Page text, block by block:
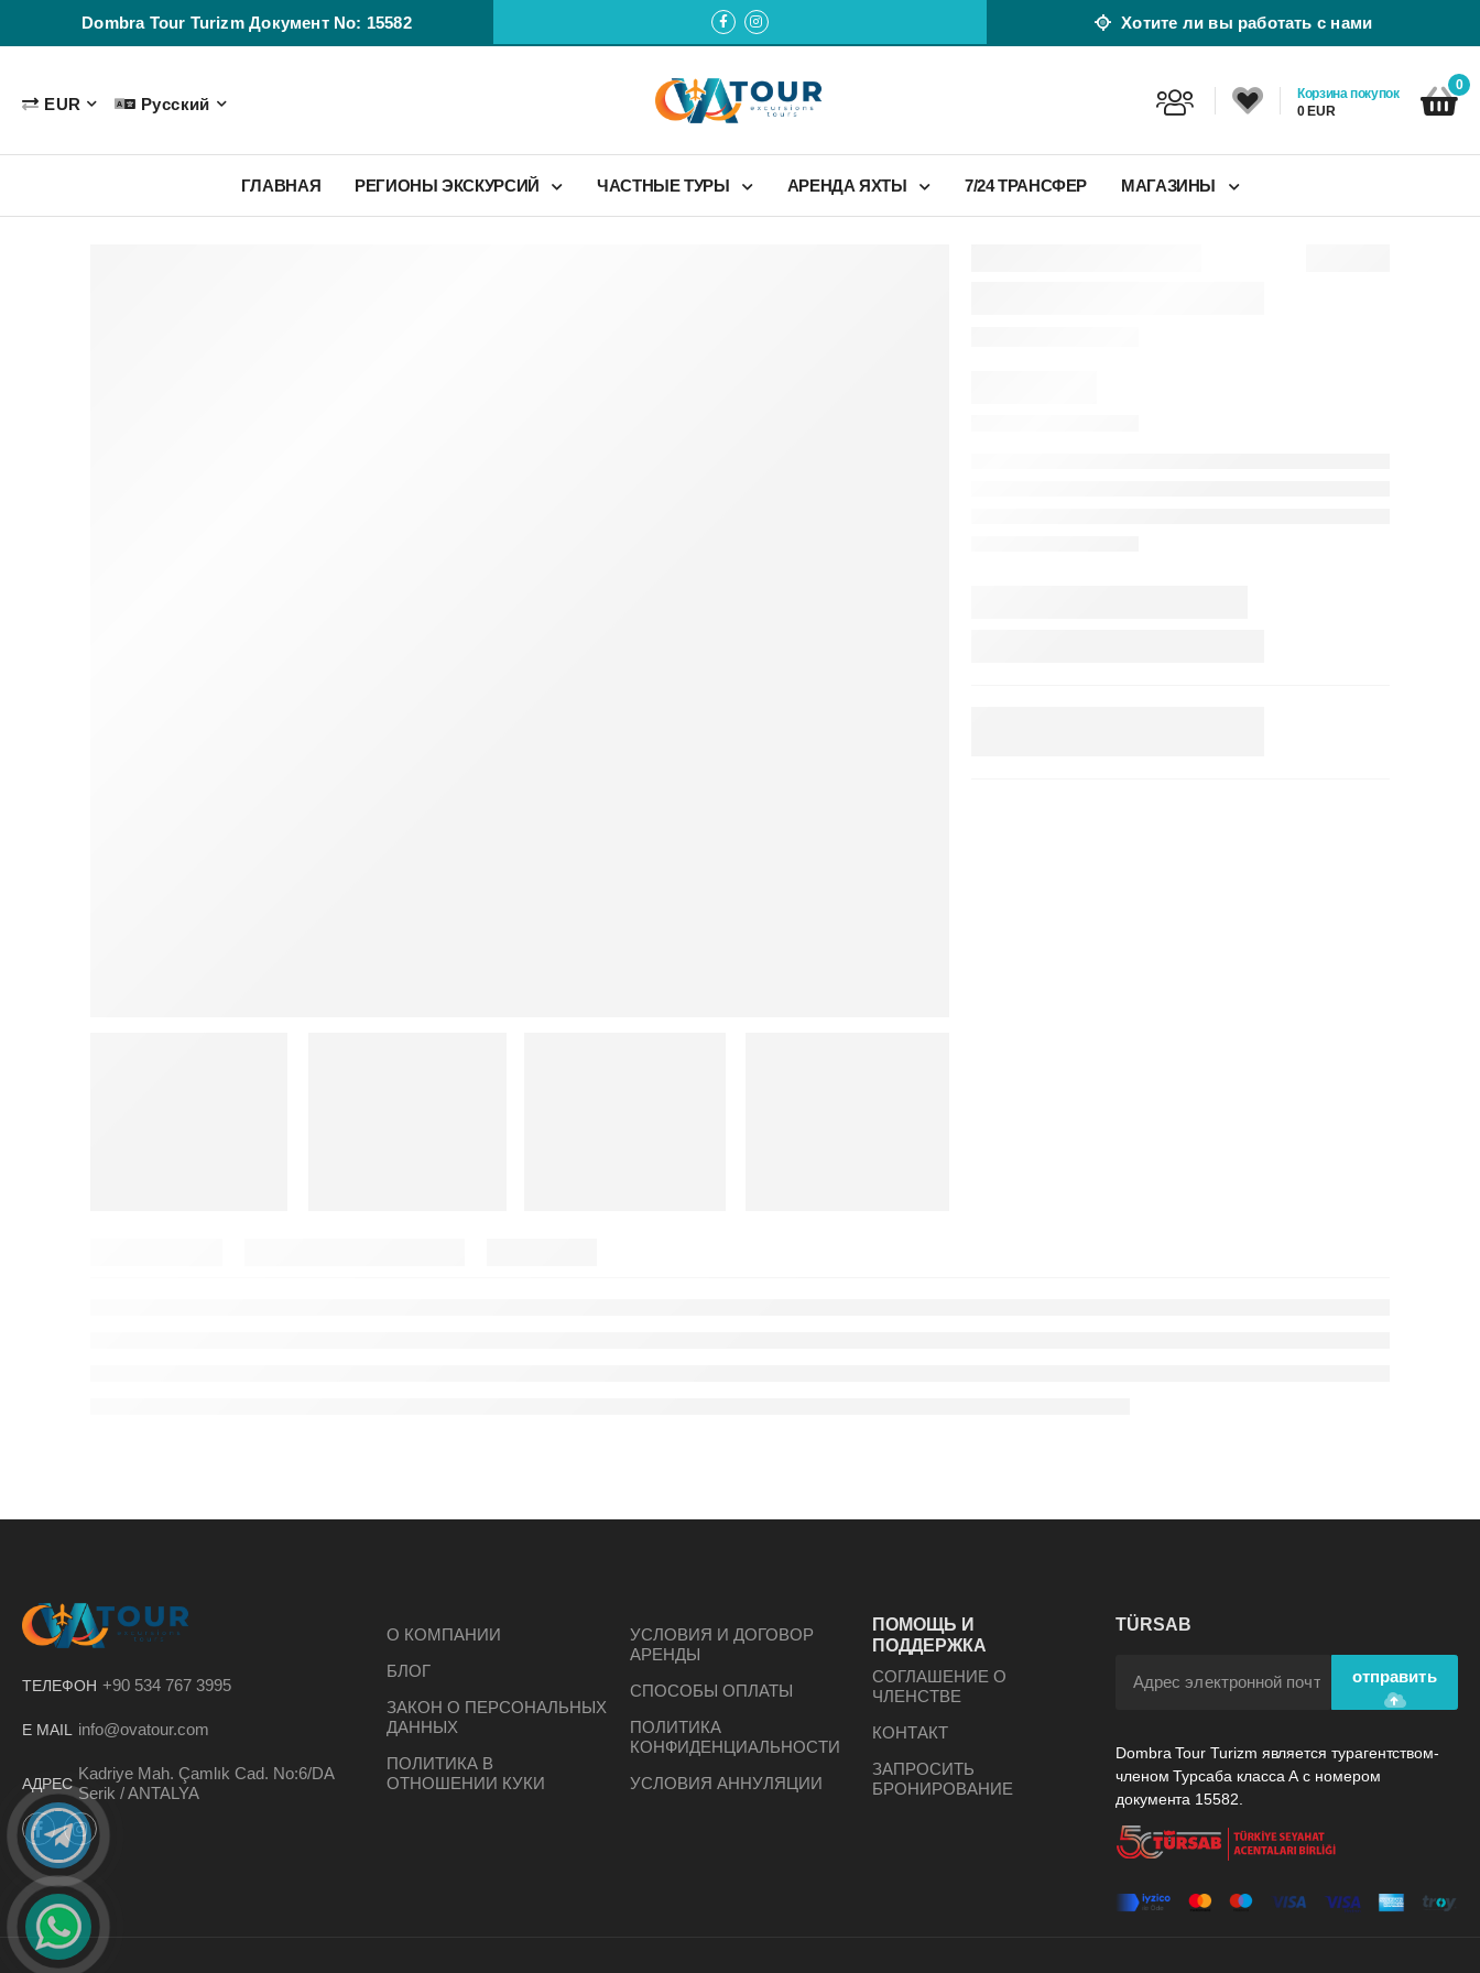
Dombra Tour Turizm Документ No: 15582 Хотите ли вы работать с нами
EUR Русский
Корзина покупок
0 EUR
0
ГЛАВНАЯ РЕГИОНЫ ЭКСКУРСИЙ ЧАСТНЫЕ ТУРЫ АРЕНДА ЯХТЫ 7/24 ТРАНСФЕР МАГАЗИНЫ
ТЕЛЕФОН +90 534 767 3995
E MAIL info@ovatour.com
АДРЕС
Kadriye Mah. Çamlık Cad. No:6/DA
Serik / ANTALYA
О КОМПАНИИ
БЛОГ
ЗАКОН О ПЕРСОНАЛЬНЫХ
ДАННЫХ
ПОЛИТИКА В
ОТНОШЕНИИ КУКИ
УСЛОВИЯ И ДОГОВОР
АРЕНДЫ
СПОСОБЫ ОПЛАТЫ
ПОЛИТИКА
КОНФИДЕНЦИАЛЬНОСТИ
УСЛОВИЯ АННУЛЯЦИИ
ПОМОЩЬ И
ПОДДЕРЖКА
СОГЛАШЕНИЕ О
ЧЛЕНСТВЕ
КОНТАКТ
ЗАПРОСИТЬ
БРОНИРОВАНИЕ
TÜRSAB
отправить
Dombra Tour Turizm является турагентством-
членом Турсаба класса А с номером
документа 15582.